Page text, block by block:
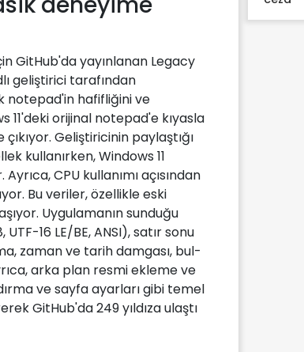
GitHub'da yayınlanan Legacy
geliştirici tarafından
notepad'in hafifliğini ve
11'deki orijinal notepad'e kıyasla
Geliştiricinin paylaştığı
kullanırken, Windows 11
CPU kullanımı açısından
Bu veriler, özellikle eski
Uygulamanın sunduğu
16 LE/BE, ANSI), satır sonu
zaman ve tarih damgası, bul-
arka plan resmi ekleme ve
ve sayfa ayarları gibi temel
GitHub'da 249 yıldıza ulaştı